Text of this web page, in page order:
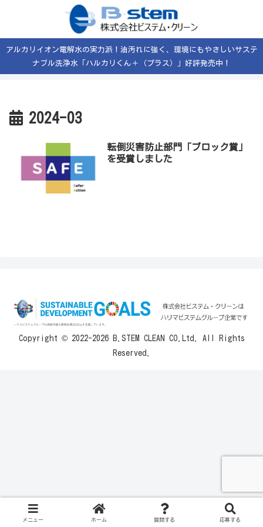
アルカリイオン電解水の実力派！油汚れに強く、環境にもやさしいサステ
ナブル洗浄水「ハルカリくん＋（プラス）」好評発売中！
2024-03
転倒災害防止部門「ブロック賞」
を受賞しました
Copyright © 2022-2026 B.STEM CLEAN CO.Ltd. All Rights
Reserved.
メニュー ホーム 質問する 応募する